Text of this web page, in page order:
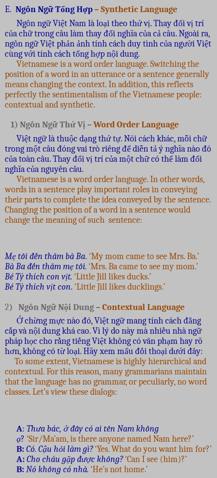
E. Ngôn Ngữ Tổng Hợp– Synthetic Language
Ngôn ngữ Việt Nam là loại theo thứ vị. Thay đổi vị trí
của chữ trong câu làm thay đổi nghĩa của cả câu. Ngoài ra,
ngôn ngữ Việt phản ảnh tính cách duy tình của người Việt
cùng với tính cách tổng hợp nội dung.
Vietnamese is a word order language. Switching the
position of a word in an utterance or a sentence generally
means changing the context. In addition, this reflects
perfectly the sentimentalism of the Vietnamese people:
contextual and synthetic.
1) Ngôn Ngữ Thứ Vị –Word Order Language
Việt ngữ là thuộc dạng thứ tự. Nói cách khác, mỗi chữ
trong một câu đóng vai trò riêng để diễn tả ý nghĩa nào đó
của toàn câu. Thay đổi vị trí của một chữ có thể làm đổi
nghĩa của nguyên câu.
Vietnamese is a word order language. In other words,
words in a sentence play important roles in conveying
their parts to complete the idea conveyed by the sentence.
Changing the position of a word in a sentence would
change the meaning of such sentence:
Mẹ tôi đến thăm bà Ba. ‘My mom came to see Mrs. Ba.’
Bà Ba đến thăm mẹ tôi. ‘Mrs. Ba came to see my mom.’
Bé Tý thích con vịt. ‘Little Jill likes ducks.’
Bé Tý thích vịt con. ‘Little Jill likes ducklings.’
2) Ngôn Ngữ Nội Dung –Contextual Language
Ở chừng mực nào đó, Việt ngữ mang tính cách đẳng
cấp và nội dung khá cao. Vì lý do này mà nhiều nhà ngữ
pháp học cho rằng tiếng Việt không có văn phạm hay rõ
hơn, không có từ loại. Hãy xem mẩu đối thoại dưới đây:
To some extent, Vietnamese is highly hierarchical and
contextual. For this reason, many grammarians maintain
that the language has no grammar, or peculiarly, no word
classes. Let’s view these dialogs:
A: Thưa bác, ở đây có ai tên Nam không
ạ? ‘Sir/Ma’am, is there anyone named Nam here?’
B: Có. Cậu hỏi làm gì?‘Yes. What do you want him for?’
A: Cho cháu gặp được không?‘Can I see (him)?’
B: Nó không có nhà. ‘He’s not home.’